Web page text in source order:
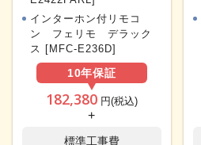
インターホン付リモコ
ン フェリモ デラック
ス [MFC-E236D]
10年保証
182,380 円(税込)
+
標準工事費